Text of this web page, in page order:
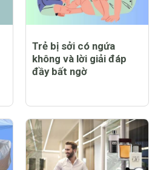
Trẻ bị sởi có ngứa
không và lời giải đáp
đầy bất ngờ